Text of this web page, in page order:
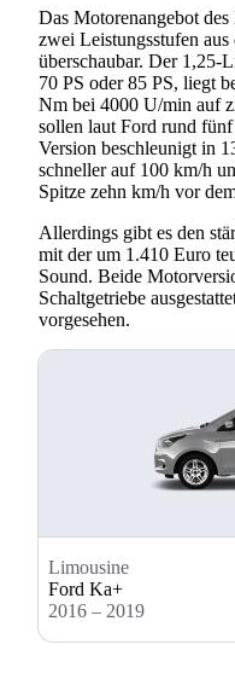
Das Motorenangebot
zwei Leistungsstufen aus
überschaubar. Der 1,25-
70 PS oder 85 PS, liegt
Nm bei 4000 U/min auf
sollen laut Ford rund
Version beschleunigt in
schneller auf 100 km/h
Spitze zehn km/h vor
Allerdings gibt es den
mit der um 1.410 Euro
Sound. Beide
Schaltgetriebe
vorgesehen.
Limousine
Ford Ka+
2016 – 2019